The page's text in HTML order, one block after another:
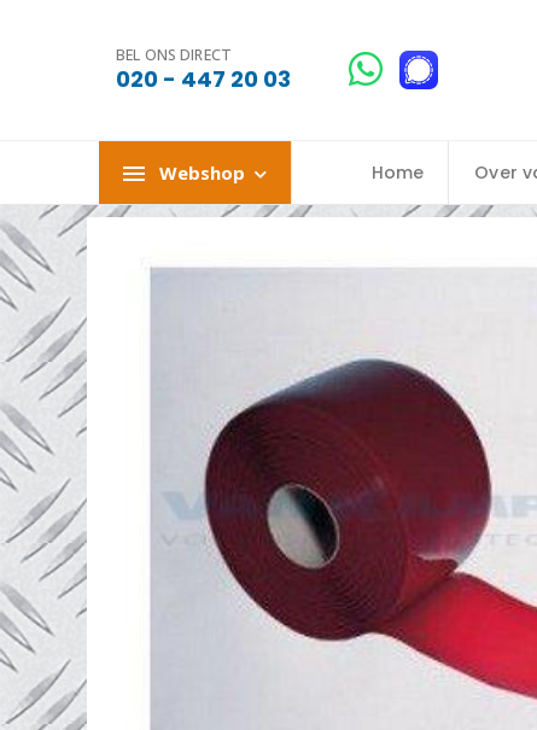
BEL ONS DIRECT
020 - 447 20 03
Webshop Home Over